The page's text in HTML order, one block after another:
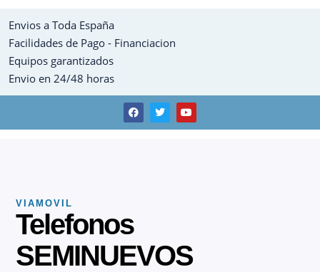
Envios a Toda España
Facilidades de Pago - Financiacion
Equipos garantizados
Envio en 24/48 horas
F
a
c
e
T
w
i
t
Y
o
u
t
VIAMOVIL
Telefonos
SEMINUEVOS